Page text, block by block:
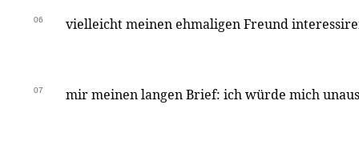
06 vielleicht meinen ehmaligen Freund
07 mir meinen langen Brief: ich würde mich